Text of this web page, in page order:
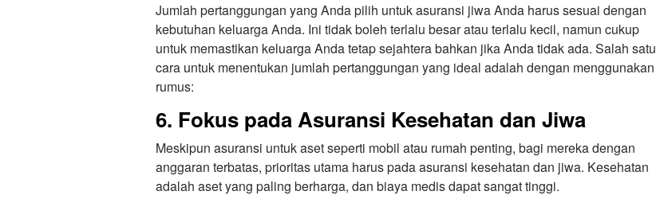
Jumlah pertanggungan yang Anda pilih untuk asuransi jiwa Anda harus sesuai dengan
kebutuhan keluarga Anda. Ini tidak boleh terlalu besar atau terlalu kecil, namun cukup
untuk memastikan keluarga Anda tetap sejahtera bahkan jika Anda tidak ada. Salah satu
cara untuk menentukan jumlah pertanggungan yang ideal adalah dengan menggunakan
rumus:
6. Fokus pada Asuransi Kesehatan dan Jiwa
Meskipun asuransi untuk aset seperti mobil atau rumah penting, bagi mereka dengan
anggaran terbatas, prioritas utama harus pada asuransi kesehatan dan jiwa. Kesehatan
adalah aset yang paling berharga, dan biaya medis dapat sangat tinggi.